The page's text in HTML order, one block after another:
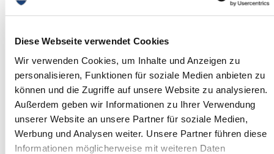
Diese Webseite verwendet Cookies
Wir verwenden Cookies, um Inhalte und Anzeigen zu
personalisieren, Funktionen für soziale Medien anbieten zu
können und die Zugriffe auf unsere Website zu analysieren.
Außerdem geben wir Informationen zu Ihrer Verwendung
unserer Website an unsere Partner für soziale Medien,
Werbung und Analysen weiter. Unsere Partner führen diese
Informationen möglicherweise mit weiteren Daten
erforscht, entwickelt und eingesetzt. Mit der Warn-App NINA, die
einfach in den bekannten Appstores heruntergeladen werden
über Gefahrenlagen informiert.
Zum ersten Mal wird beim Warntag Cell Broadcast getestet. Cell
Broadcast ist eine Warnnachricht, die direkt aufs Handy geschickt
wird. Mit keinem anderen Warnmittel können mehr Menschen
erreicht werden. Nicht alle Handys können Cell Broadcast-
Nachrichten empfangen. Sie finden beim Bundesamt für
eine Liste mit den empfangsfähigen Geräten. Damit Cell